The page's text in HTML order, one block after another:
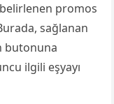
promos
sağlanan
butonuna
ilgili eşyayı